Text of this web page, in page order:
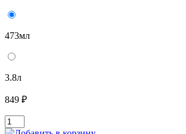
473мл
3.8л
849 ₽